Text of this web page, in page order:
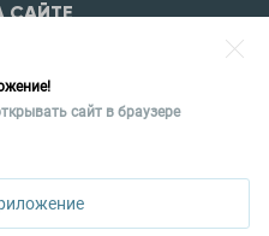
САЙТЕ
сайт в браузере